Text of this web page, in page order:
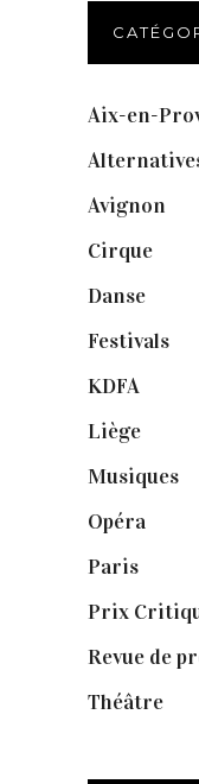
Aix-en-
Avignon
Cirque
Danse
Festivals
KDFA
Liège
Musiques
Opéra
Paris
Prix
Revue de
Théâtre